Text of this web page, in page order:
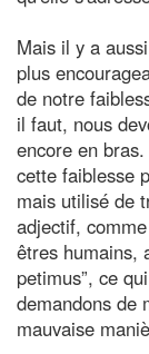
Mais il y a
plus
de notre
il faut, nous
encore en
cette faiblesse
mais utilisé de
adjectif,
êtres humains,
petimus”, ce
demandons de
mauvaise